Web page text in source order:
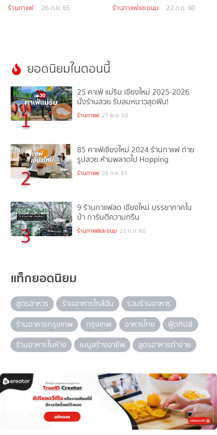
ร้านกาแฟ 26 ก.ย. 65 ร้านกาแฟและขนม 22 ก.ย. 60
ยอดนิยมในตอนนี้
1
25 คาเฟ่ แม่ริม เชียงใหม่ 2025-2026
นั่งร้านสวย รับลมหนาวสุดฟิน!
ร้านกาแฟ 27 พ.ย. 68
2
85 คาเฟ่เชียงใหม่ 2024 ร้านกาแฟ ถ่าย
รูปสวย ห้ามพลาดไป Hopping
ร้านกาแฟ 26 ก.ย. 65
3
9 ร้านกาแฟสด เชียงใหม่ บรรยากาศใน
ป่า การันตีความกรีน
ร้านกาแฟและขนม 22 ก.ย. 60
แท็กยอดนิยม
สูตรอาหาร ร้านอาหารใกล้ฉัน
รวมร้านอาหาร
ร้านอาหารกรุงเทพ
กรุงเทพ อาหารไทย
ฟู้ดทิปส์
ร้านอาหารในห้าง
เมนูสร้างอาชีพ สูตรอาหารทำง่าย